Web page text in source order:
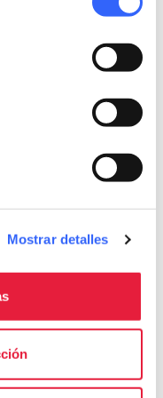
Mostrar detalles
sociales